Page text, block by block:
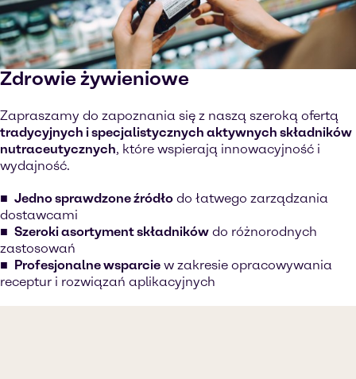
Zdrowie żywieniowe
Zapraszamy do zapoznania się z naszą szeroką ofertą
tradycyjnych i specjalistycznych aktywnych składników
nutraceutycznych, które wspierają innowacyjność i
wydajność.
Jedno sprawdzone źródło do łatwego zarządzania
dostawcami
Szeroki asortyment składników do różnorodnych
zastosowań
Profesjonalne wsparcie w zakresie opracowywania
receptur i rozwiązań aplikacyjnych